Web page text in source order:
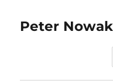
Peter Nowak